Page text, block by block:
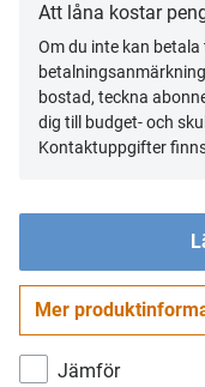
Att låna kostar
Om du inte kan
bostad, teckna
dig till budget- och
Kontaktuppgifter
Mer
Jämför